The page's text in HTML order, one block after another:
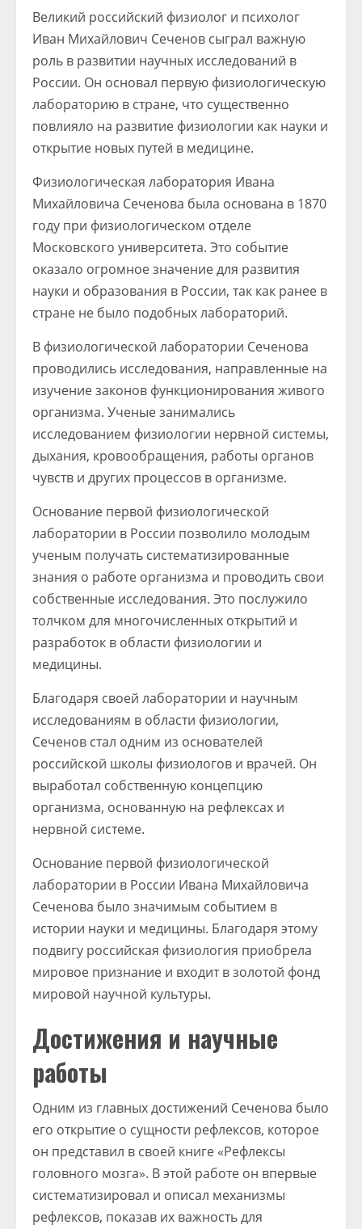
Великий российский физиолог и психолог
Иван Михайлович Сеченов сыграл важную
роль в развитии научных исследований в
России. Он основал первую физиологическую
лабораторию в стране, что существенно
повлияло на развитие физиологии как науки и
открытие новых путей в медицине.
Физиологическая лаборатория Ивана
Михайловича Сеченова была основана в 1870
году при физиологическом отделе
Московского университета. Это событие
оказало огромное значение для развития
науки и образования в России, так как ранее в
стране не было подобных лабораторий.
В физиологической лаборатории Сеченова
проводились исследования, направленные на
изучение законов функционирования живого
организма. Ученые занимались
исследованием физиологии нервной системы,
дыхания, кровообращения, работы органов
чувств и других процессов в организме.
Основание первой физиологической
лаборатории в России позволило молодым
ученым получать систематизированные
знания о работе организма и проводить свои
собственные исследования. Это послужило
толчком для многочисленных открытий и
разработок в области физиологии и
медицины.
Благодаря своей лаборатории и научным
исследованиям в области физиологии,
Сеченов стал одним из основателей
российской школы физиологов и врачей. Он
выработал собственную концепцию
организма, основанную на рефлексах и
нервной системе.
Основание первой физиологической
лаборатории в России Ивана Михайловича
Сеченова было значимым событием в
истории науки и медицины. Благодаря этому
подвигу российская физиология приобрела
мировое признание и входит в золотой фонд
мировой научной культуры.
Достижения и научные
работы
Одним из главных достижений Сеченова было
его открытие о сущности рефлексов, которое
он представил в своей книге «Рефлексы
головного мозга». В этой работе он впервые
систематизировал и описал механизмы
рефлексов, показав их важность для